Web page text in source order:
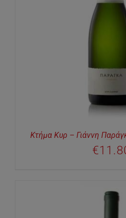
Κτήμα Κυρ – Γιάννη
€